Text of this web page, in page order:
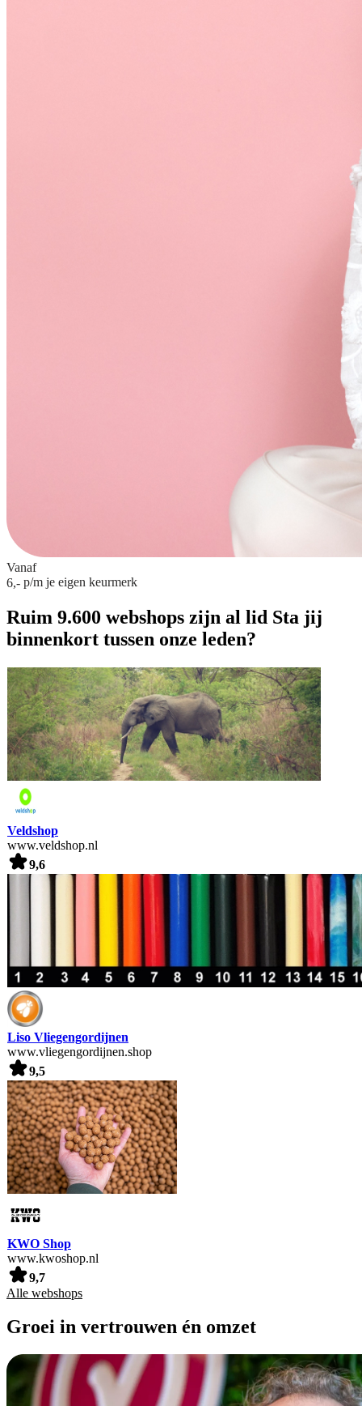
Vanaf
6,- p/m je eigen keurmerk
Ruim 9.600 webshops zijn al lid Sta jij
binnenkort tussen onze leden?
Veldshop
www.veldshop.nl
9,6
Liso Vliegengordijnen
www.vliegengordijnen.shop
9,5
KWO Shop
www.kwoshop.nl
9,7
Alle webshops
Groei in vertrouwen én omzet